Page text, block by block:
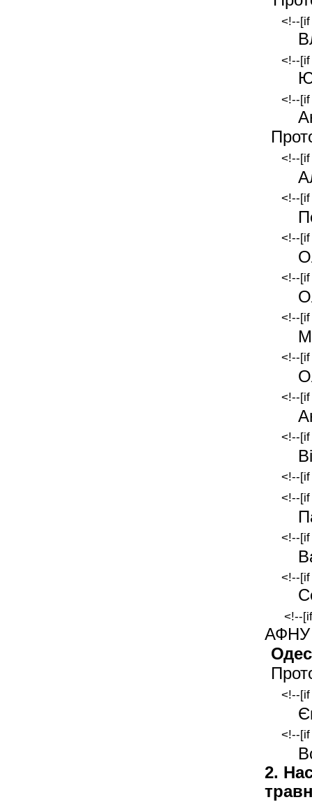
<!--
<!--
<!--
<!--
<!--
<!--
<!--
<!--
<!--
<!--
<!--
<!--
<!--
<!--
<!--
<!--
АФНУ
<!--
<!--
2.